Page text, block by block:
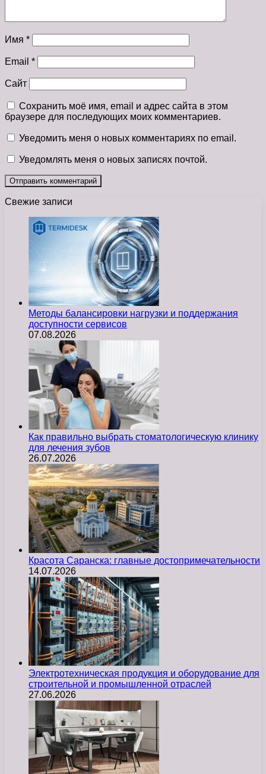
Имя *
Email *
Сайт
Сохранить моё имя, email и адрес сайта в этом
браузере для последующих моих комментариев.
Уведомить меня о новых комментариях по email.
Уведомлять меня о новых записях почтой.
Свежие записи
Методы балансировки нагрузки и поддержания
доступности сервисов
07.08.2026
Как правильно выбрать стоматологическую клинику
для лечения зубов
26.07.2026
Красота Саранска: главные достопримечательности
14.07.2026
Электротехническая продукция и оборудование для
строительной и промышленной отраслей
27.06.2026